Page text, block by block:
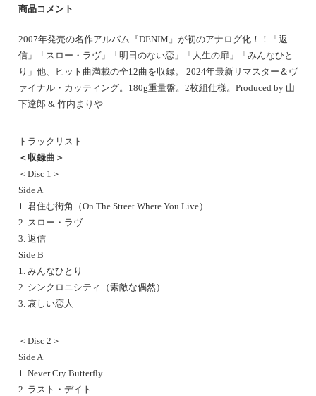
商品コメント
2007年発売の名作アルバム『DENIM』が初のアナログ化！！「返
信」「スロー・ラヴ」「明日のない恋」「人生の扉」「みんなひと
り」他、ヒット曲満載の全12曲を収録。 2024年最新リマスター＆ヴ
ァイナル・カッティング。180g重量盤。2枚組仕様。Produced by 山
下達郎 & 竹内まりや
トラックリスト
＜収録曲＞
＜Disc 1＞
Side A
1. 君住む街角（On The Street Where You Live）
2. スロー・ラヴ
3. 返信
Side B
1. みんなひとり
2. シンクロニシティ（素敵な偶然）
3. 哀しい恋人
＜Disc 2＞
Side A
1. Never Cry Butterfly
2. ラスト・デイト